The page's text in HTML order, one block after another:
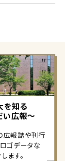
を知る
い広報～
広報誌や刊行
ゴデータな
ます。